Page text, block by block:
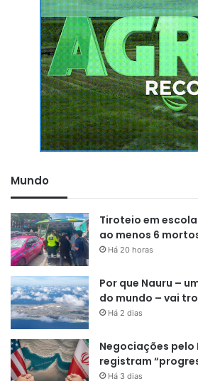
Mundo
Tiroteio em
ao menos 6
Há 20 horas
Por que Nauru –
do mundo – vai
Há 2 dias
Negociações pelo
registram
Há 3 dias